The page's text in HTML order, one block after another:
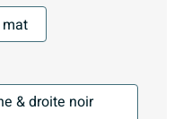
mat
& droite noir